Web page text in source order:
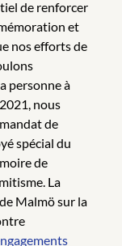
de renforcer
et
nos efforts de
personne à
nous
de
spécial du
de
La
Malmö sur la